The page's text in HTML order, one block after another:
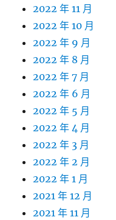
2022 年 11 月
2022 年 10 月
2022 年 9 月
2022 年 8 月
2022 年 7 月
2022 年 6 月
2022 年 5 月
2022 年 4 月
2022 年 3 月
2022 年 2 月
2022 年 1 月
2021 年 12 月
2021 年 11 月